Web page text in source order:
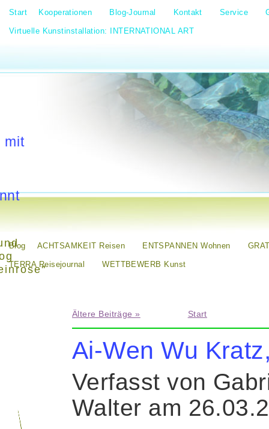
Start Kooperationen Blog-Journal Kontakt Service
Virtuelle Kunstinstallation: INTERNATIONAL ART
mit
Blog ACHTSAMKEIT Reisen ENTSPANNEN Wohnen
TERRA Reisejournal WETTBEWERB Kunst
Ältere Beiträge » Start
Ai-Wen Wu
Verfasst von
Walter am